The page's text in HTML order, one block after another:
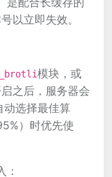
以立即失效。
模块，或
之后，服务器会
选择最佳算
）时优先使
：